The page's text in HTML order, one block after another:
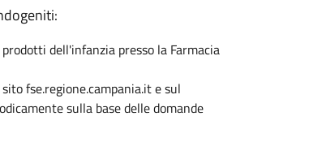
dell'infanzia presso la Farmacia
fse.regione.campania.it e sul
sulla base delle domande